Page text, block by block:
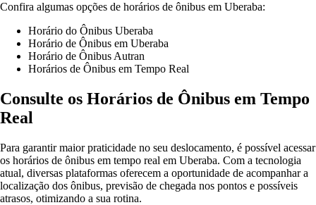
Confira algumas opções de horários de ônibus em Uberaba:
Horário do Ônibus Uberaba
Horário de Ônibus em Uberaba
Horário de Ônibus Autran
Horários de Ônibus em Tempo Real
Consulte os Horários de Ônibus em Tempo
Real
Para garantir maior praticidade no seu deslocamento, é possível acessar
os horários de ônibus em tempo real em Uberaba. Com a tecnologia
atual, diversas plataformas oferecem a oportunidade de acompanhar a
localização dos ônibus, previsão de chegada nos pontos e possíveis
atrasos, otimizando a sua rotina.